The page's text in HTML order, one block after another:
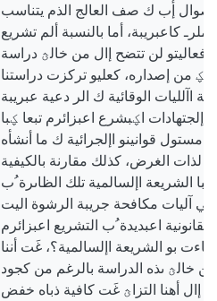
إٔب ك صف العالج الذم يتناسب
كاعبريبة، أما بالنسبة ألم تشريع
لن تتضح إال من خالؿ دراسة
من إصداره، كعليو تركزت دراستنا
اآلليات الوقائية ك الر دعية عبريبة
إلجتهادات اؼبشرع اعبزائرم تبعا ؼبا
مستول قوانينو اإلجرائية ك ما أنشأه
لذات الغرض، كذلك مقارنة بالكيفية
الشريعة اإلسالمية تلك الظاىرة ُب
آليات مكافحة جريبة الرشوة اليت
القانونية اعبديدة ُب التشريع اعبزائرم
جاءت بو الشريعة اإلسالمية؟، غَت أننا
خالؿ ىذه الدراسة بالرغم من كجود
إال أهنا التزاؿ غَت كافية ذباه خفض